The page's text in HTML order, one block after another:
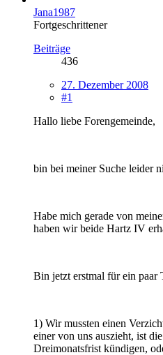
Jana1987
Fortgeschrittener
Beiträge
436
27. Dezember 2008
#1
Hallo liebe Forengemeinde,
bin bei meiner Suche leider
Habe mich gerade von
haben wir beide Hartz IV
Bin jetzt erstmal für ein paar
1) Wir mussten einen
einer von uns auszieht, ist
Dreimonatsfrist kündigen,